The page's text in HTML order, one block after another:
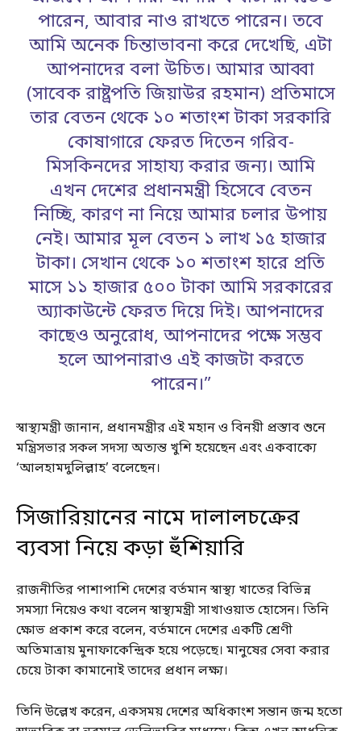
পারেন, আবার নাও রাখতে পারেন। তবে
আমি অনেক চিন্তাভাবনা করে দেখেছি, এটা
আপনাদের বলা উচিত। আমার আব্বা
(সাবেক রাষ্ট্রপতি জিয়াউর রহমান) প্রতিমাসে
তার বেতন থেকে ১০ শতাংশ টাকা সরকারি
কোষাগারে ফেরত দিতেন গরিব-
মিসকিনদের সাহায্য করার জন্য। আমি
এখন দেশের প্রধানমন্ত্রী হিসেবে বেতন
নিচ্ছি, কারণ না নিয়ে আমার চলার উপায়
নেই। আমার মূল বেতন ১ লাখ ১৫ হাজার
টাকা। সেখান থেকে ১০ শতাংশ হারে প্রতি
মাসে ১১ হাজার ৫০০ টাকা আমি সরকারের
অ্যাকাউন্টে ফেরত দিয়ে দিই। আপনাদের
কাছেও অনুরোধ, আপনাদের পক্ষে সম্ভব
হলে আপনারাও এই কাজটা করতে
পারেন।”
স্বাস্থ্যমন্ত্রী জানান, প্রধানমন্ত্রীর এই মহান ও বিনয়ী প্রস্তাব শুনে
মন্ত্রিসভার সকল সদস্য অত্যন্ত খুশি হয়েছেন এবং একবাক্যে
‘আলহামদুলিল্লাহ’ বলেছেন।
সিজারিয়ানের নামে দালালচক্রের
ব্যবসা নিয়ে কড়া হুঁশিয়ারি
রাজনীতির পাশাপাশি দেশের বর্তমান স্বাস্থ্য খাতের বিভিন্ন
সমস্যা নিয়েও কথা বলেন স্বাস্থ্যমন্ত্রী সাখাওয়াত হোসেন। তিনি
ক্ষোভ প্রকাশ করে বলেন, বর্তমানে দেশের একটি শ্রেণী
অতিমাত্রায় মুনাফাকেন্দ্রিক হয়ে পড়েছে। মানুষের সেবা করার
চেয়ে টাকা কামানোই তাদের প্রধান লক্ষ্য।
তিনি উল্লেখ করেন, একসময় দেশের অধিকাংশ সন্তান জন্ম হতো